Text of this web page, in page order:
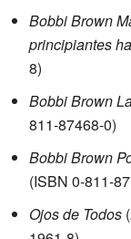
Bobbi Brown
principiantes
8)
Bobbi Brown
811-87468-0)
Bobbi Brown
(ISBN 0-811-
Ojos de Todos